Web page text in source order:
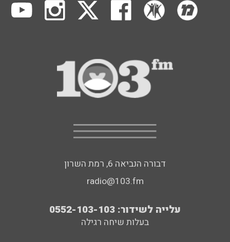
דבורה הנביאה 6, רמת השרון
radio@103.fm
עלייה לשידור: 0552-103-103
בעלות שיחה רגילה